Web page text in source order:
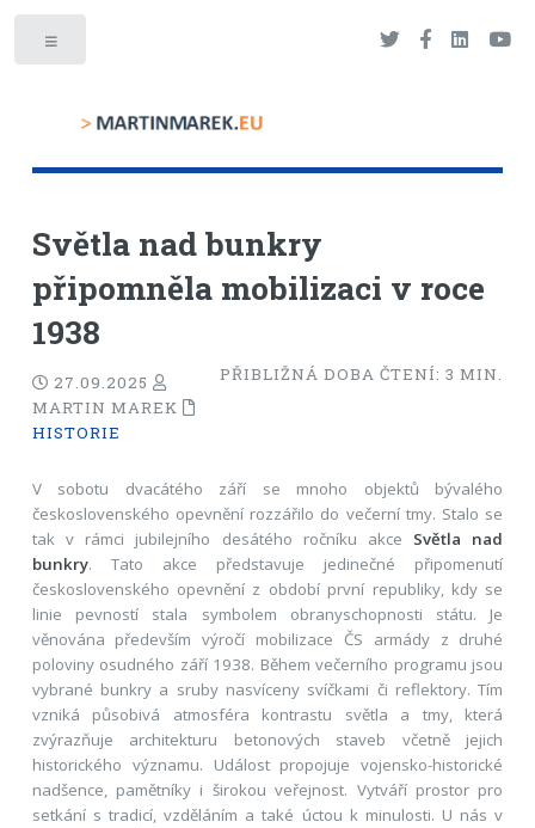
Světla nad bunkry
připomněla mobilizaci v roce
1938
PŘIBLIŽNÁ DOBA ČTENÍ:3 MIN.
27.09.2025
MARTIN MAREK
HISTORIE
V sobotu dvacátého září se mnoho objektů bývalého
československého opevnění rozzářilo do večerní tmy. Stalo se
tak v rámci jubilejního desátého ročníku akce Světla nad
bunkry. Tato akce představuje jedinečné připomenutí
československého opevnění z období první republiky, kdy se
linie pevností stala symbolem obranyschopnosti státu. Je
věnována především výročí mobilizace ČS armády z druhé
poloviny osudného září 1938. Během večerního programu jsou
vybrané bunkry a sruby nasvíceny svíčkami či reflektory. Tím
vzniká působivá atmosféra kontrastu světla a tmy, která
zvýrazňuje architekturu betonových staveb včetně jejich
historického významu. Událost propojuje vojensko-historické
nadšence, pamětníky i širokou veřejnost. Vytváří prostor pro
setkání s tradicí, vzděláním a také úctou k minulosti. U nás v